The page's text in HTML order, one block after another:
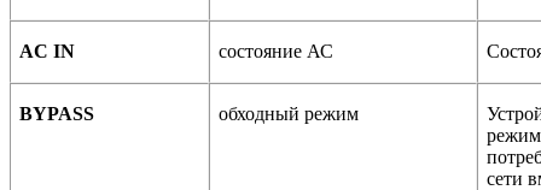
AC IN состояние АС
BYPASS обходный режим
сети